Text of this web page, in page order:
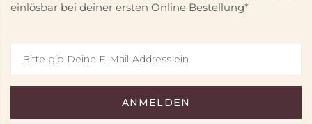
einlösbar bei deiner ersten Online Bestellung*